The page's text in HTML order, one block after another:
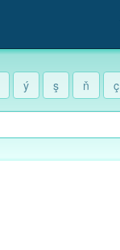
ý ş ň ç